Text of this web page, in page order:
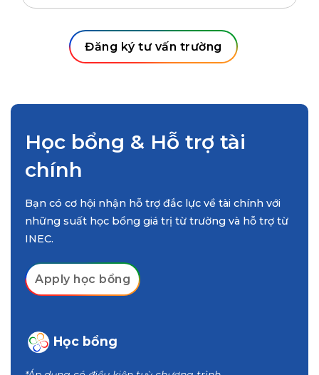
tại một trường đại học được công nhận
IELTS 6.0 hoặc tương đương
hoặc 3 của chương trình đại học
công nhận tại Việt Nam
IELTS 6.0-7.0 (tùy khóa học) hoặc tương
Đăng ký tư vấn trường
Học bổng & Hỗ trợ tài
chính
Bạn có cơ hội nhận hỗ trợ đắc lực về tài chính với
những suất học bổng giá trị từ trường và hỗ trợ từ
INEC.
Apply học bổng
Học bổng